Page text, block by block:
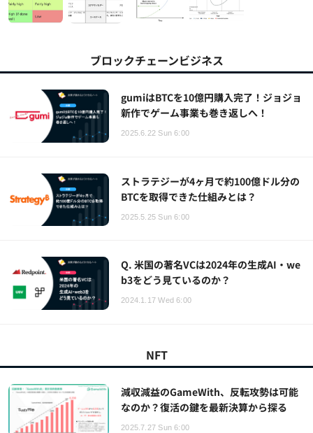
ブロックチェーンビジネス
gumiはBTCを10億円購入完了！ジョジョ
新作でゲーム事業も巻き返しへ！
2025.6.22 Sun 6:00
ストラテジーが4ヶ月で約100億ドル分の
BTCを取得できた仕組みとは？
2025.5.25 Sun 6:00
Q. 米国の著名VCは2024年の生成AI・we
b3をどう見ているのか？
2024.1.17 Wed 6:00
NFT
減収減益のGameWith、反転攻勢は可能
なのか？復活の鍵を最新決算から探る
2025.7.27 Sun 6:00